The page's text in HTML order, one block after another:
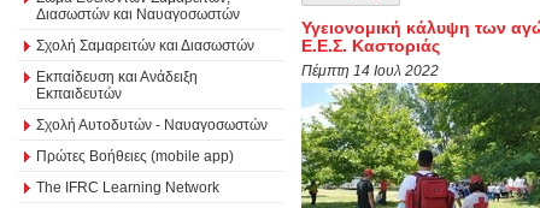
Διασωστών και Ναυαγοσωστών
Σχολή Σαμαρειτών και Διασωστών
Εκπαίδευση και Ανάδειξη
Εκπαιδευτών
Σχολή Αυτοδυτών - Ναυαγοσωστών
Πρώτες Βοήθειες (mobile app)
The IFRC Learning Network
Υγειονομική κάλυψη των
Ε.Ε.Σ. Καστοριάς
Πέμπτη 14 Ιουλ 2022